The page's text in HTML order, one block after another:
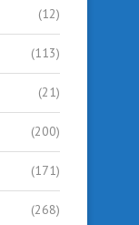
(12)
(113)
(21)
(200)
(171)
(268)